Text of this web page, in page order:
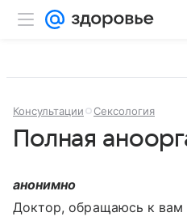
Консультации Сексология
Полная
анонимно
Доктор, обращаюсь к вам